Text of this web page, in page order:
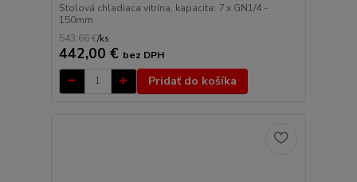
Stolová chladiaca vitrína, kapacita: 7 x GN1/4 -
150mm
543,66 €/ks
442,00 € bez DPH
Pridať do košíka